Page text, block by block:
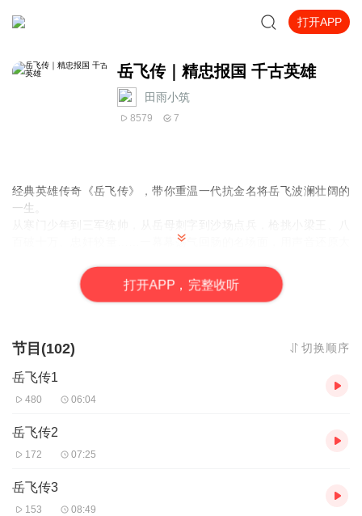
打开APP
岳飞传｜精忠报国 千古英雄
田雨小筑
8579 7
经典英雄传奇《岳飞传》，带你重温一代抗金名将岳飞波澜壮阔的
一生。
百破十万、忠奸较量……一幕幕荡气回肠的名场面，用声音还原大
听的是传奇故事，品的是忠义风骨，感受刻在骨子里的家国情怀。
全本演播，声声入戏，适合通勤、睡前、休闲收听。
打开APP，完整收听
节目(102) 切换顺序
岳飞传1
480 06:04
岳飞传2
172 07:25
岳飞传3
153 08:49